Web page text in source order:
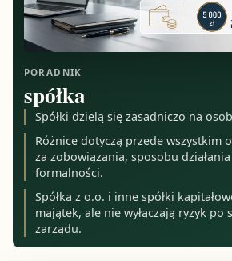
PORADNIK
spółka
Spółki dzielą się zasadniczo na
Różnice dotyczą przede wszystkim
za zobowiązania, sposobu
formalności.
Spółka z o.o. i inne spółki
majątek, ale nie wyłączają ryzyk po
zarządu.